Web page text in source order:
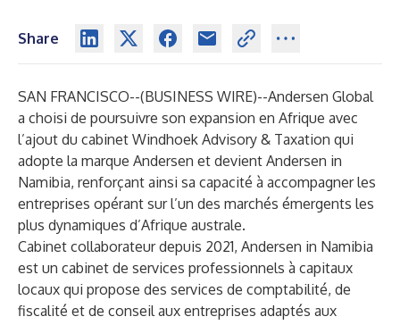
Share
SAN FRANCISCO--(BUSINESS WIRE)--Andersen Global
a choisi de poursuivre son expansion en Afrique avec
l’ajout du cabinet Windhoek Advisory & Taxation qui
adopte la marque Andersen et devient Andersen in
Namibia, renforçant ainsi sa capacité à accompagner les
entreprises opérant sur l’un des marchés émergents les
plus dynamiques d’Afrique australe.
Cabinet collaborateur depuis 2021, Andersen in Namibia
est un cabinet de services professionnels à capitaux
locaux qui propose des services de comptabilité, de
fiscalité et de conseil aux entreprises adaptés aux